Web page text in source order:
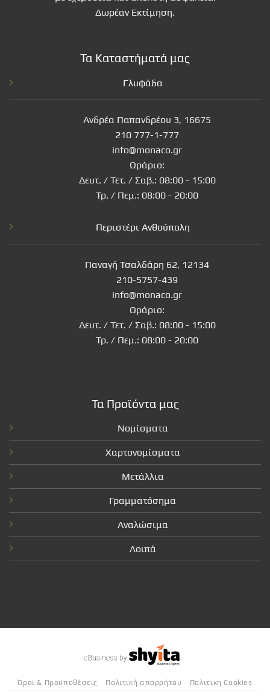
Δωρέαν Εκτίμηση.
Τα Καταστήματά μας
Γλυφάδα
Ανδρέα Παπανδρέου 3, 16675
210 777-1-777
info@monaco.gr
Ωράριο:
Δευτ. / Τετ. / Σαβ.: 08:00 - 15:00
Τρ. / Πεμ.: 08:00 - 20:00
Περιστέρι Ανθούπολη
Παναγή Τσαλδάρη 62, 12134
210-5757-439
info@monaco.gr
Ωράριο:
Δευτ. / Τετ. / Σαβ.: 08:00 - 15:00
Τρ. / Πεμ.: 08:00 - 20:00
Τα Προϊόντα μας
Νομίσματα
Χαρτονομίσματα
Μετάλλια
Γραμματόσημα
Αναλώσιμα
Λοιπά
Όροι & Προϋποθέσεις Πολιτική απορρήτου Πολιτικη Cookies